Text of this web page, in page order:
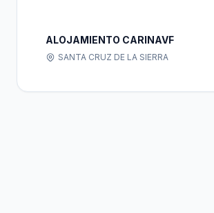
ALOJAMIENTO CARINAVF
SANTA CRUZ DE LA SIERRA